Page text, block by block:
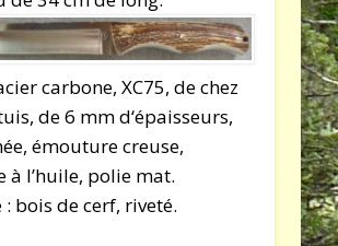
carbone, XC75, de chez
de 6 mm d‘épaisseurs,
émouture creuse,
à l’huile, polie mat.
: bois de cerf, riveté.